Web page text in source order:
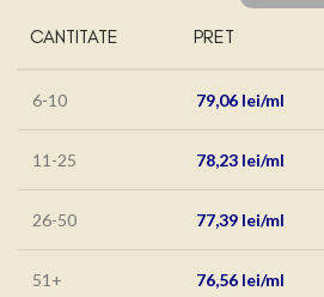
CANTITATE PRET
6-10 79,06 lei
11-25 78,23 lei
26-50 77,39 lei
51+ 76,56 lei